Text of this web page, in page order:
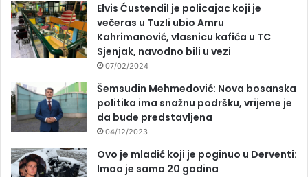
Elvis Ćustendil je policajac koji je
večeras u Tuzli ubio Amru
Kahrimanović, vlasnicu kafića u TC
Sjenjak, navodno bili u vezi
07/02/2024
Šemsudin Mehmedović: Nova bosanska
politika ima snažnu podršku, vrijeme je
da bude predstavljena
04/12/2023
Ovo je mladić koji je poginuo u Derventi:
Imao je samo 20 godina